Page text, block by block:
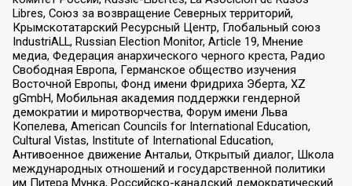
Libres, Союз за возвращение Северных территорий,
Крымскотатарский Ресурсный Центр, Глобальный союз
IndustriALL, Russian Election Monitor, Article 19, Мнение
медиа, Федерация анархического черного креста, Радио
Свободная Европа, Германское общество изучения
Восточной Европы, Фонд имени Фридриха Эберта, XZ
gGmbH, Мобильная академия поддержки гендерной
демократии и миротворчества, Форум имени Льва
Копелева, American Councils for International Education,
Cultural Vistas, Institute of International Education,
Антивоенное движение Антальи, Открытый диалог, Школа
международных отношений и государственной политики
им Питера Мунка, Российско-канадский демократический